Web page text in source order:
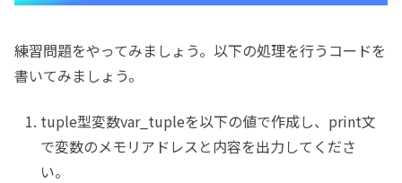
練習問題をやってみましょう。以下の処理を行うコードを
書いてみましょう。
tuple型変数var_tupleを以下の値で作成し、print文
で変数のメモリアドレスと内容を出力してくださ
い。